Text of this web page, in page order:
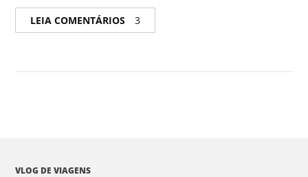
LEIA COMENTÁRIOS 3
VLOG DE VIAGENS